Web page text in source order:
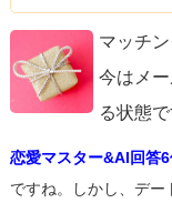
マッチ
今はメ
る状態で
恋愛マスター&AI回答
ですね。しかし、デー